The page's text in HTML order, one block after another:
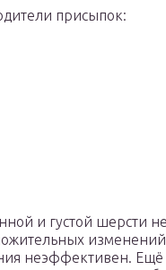
присыпок:
и густой шерсти не
неэффективен.